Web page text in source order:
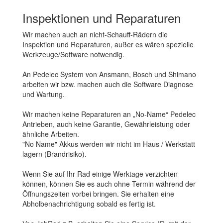
Inspektionen und Reparaturen
Wir machen auch an nicht-Schauff-Rädern die
Inspektion und Reparaturen, außer es wären spezielle
Werkzeuge/Software notwendig.
An Pedelec System von Ansmann, Bosch und Shimano
arbeiten wir bzw. machen auch die Software Diagnose
und Wartung.
Wir machen keine Reparaturen an „No-Name“ Pedelec
Antrieben, auch keine Garantie, Gewährleistung oder
ähnliche Arbeiten.
"No Name" Akkus werden wir nicht im Haus / Werkstatt
lagern (Brandrisiko).
Wenn Sie auf Ihr Rad einige Werktage verzichten
können, können Sie es auch ohne Termin während der
Öffnungszeiten vorbei bringen. Sie erhalten eine
Abholbenachrichtigung sobald es fertig ist.